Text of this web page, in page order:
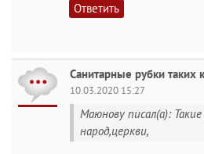
Ответить
Санитарные рубки таких
10.03.2020 15:27
Маюнову писал(а):
народ,церкви,